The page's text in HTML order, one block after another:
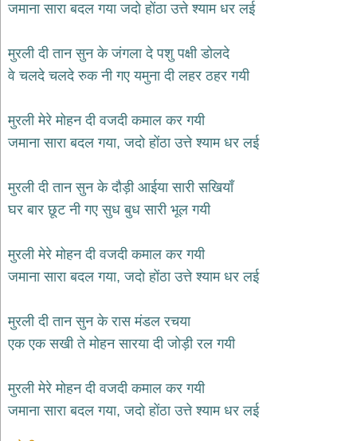
शिव
bhajans
हनुमान
hanuman
bhajans
साईं
sai
bhajans
जैन
jain
bhajans
durga
bhajans
ganesh
जमाना सारा बदल गया जदो होंठा उत्ते श्याम धर लई
मुरली दी तान सुन के जंगला दे पशु पक्षी डोलदे
वे चलदे चलदे रुक नी गए यमुना दी लहर ठहर गयी
मुरली मेरे मोहन दी वजदी कमाल कर गयी
जमाना सारा बदल गया, जदो होंठा उत्ते श्याम धर लई
मुरली दी तान सुन के दौड़ी आईया सारी सखियाँ
घर बार छूट नी गए सुध बुध सारी भूल गयी
मुरली मेरे मोहन दी वजदी कमाल कर गयी
जमाना सारा बदल गया, जदो होंठा उत्ते श्याम धर लई
मुरली दी तान सुन के रास मंडल रचया
एक एक सखी ते मोहन सारया दी जोड़ी रल गयी
मुरली मेरे मोहन दी वजदी कमाल कर गयी
जमाना सारा बदल गया, जदो होंठा उत्ते श्याम धर लई